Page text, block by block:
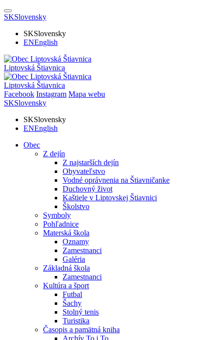
SKSlovensky
SKSlovensky
ENEnglish
Liptovská Štiavnica
Liptovská Štiavnica
Facebook Instagram Mapa webu
SKSlovensky
SKSlovensky
ENEnglish
Obec
Z dejín
Z najstarších dejín
Obyvateľstvo
Vodné oprávnenia na Štiavničanke
Duchovný život
Kaštiele v Liptovskej Štiavnici
Školstvo
Symboly
Pohľadnice
Materská škola
Oznamy
Zamestnanci
Galéria
Základná škola
Zamestnanci
Kultúra a šport
Futbal
Šachy
Stolný tenis
Turistika
Časopis a pamätná kniha
Archív To i To